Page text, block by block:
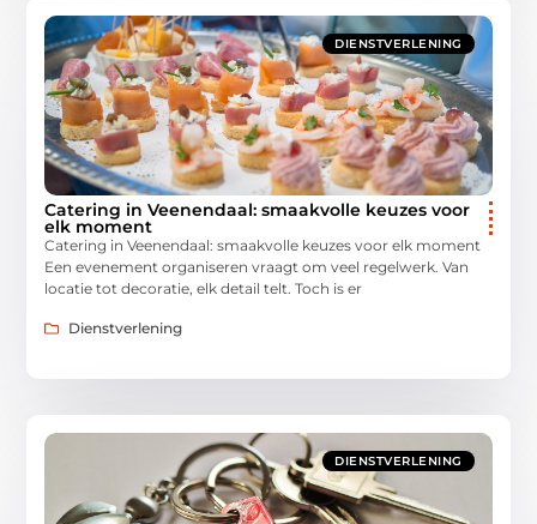
DIENSTVERLENING
Catering in Veenendaal: smaakvolle keuzes voor
elk moment
Catering in Veenendaal: smaakvolle keuzes voor elk moment
Een evenement organiseren vraagt om veel regelwerk. Van
locatie tot decoratie, elk detail telt. Toch is er
Dienstverlening
DIENSTVERLENING